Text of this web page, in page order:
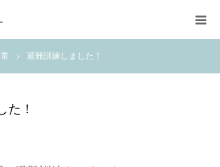
避難訓練しました！
た！